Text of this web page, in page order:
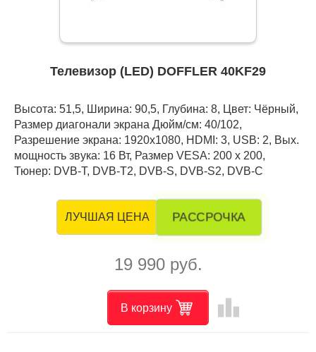
Телевизор (LED) DOFFLER 40KF29
Высота: 51,5, Ширина: 90,5, Глубина: 8, Цвет: Чёрный,
Размер диагонали экрана Дюйм/см: 40/102,
Разрешение экрана: 1920x1080, HDMI: 3, USB: 2, Вых.
мощность звука: 16 Вт, Размер VESA: 200 x 200,
Тюнер: DVB-T, DVB-T2, DVB-S, DVB-S2, DVB-C
ЛУЧШАЯ ЦЕНА РАССРОЧКА
19 990 руб.
В корзину leaderboard